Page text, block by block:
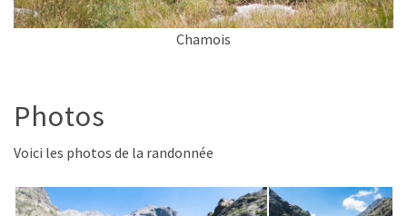
Chamois
Photos
Voici les photos de la randonnée